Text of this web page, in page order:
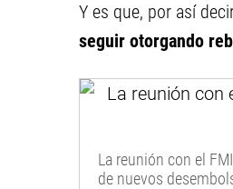
Y es que, por así
seguir otorgando
La reunión con el
de nuevos